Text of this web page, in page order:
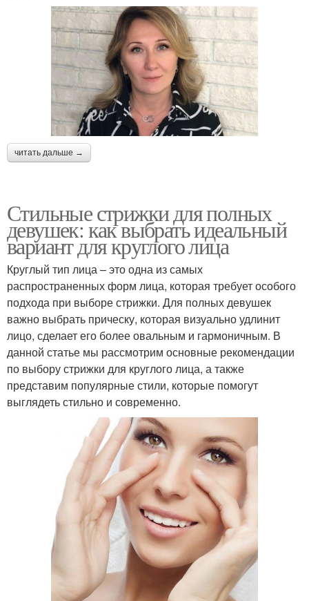
читать дальше →
Стильные стрижки для полных
девушек: как выбрать идеальный
вариант для круглого лица
Круглый тип лица – это одна из самых
распространенных форм лица, которая требует особого
подхода при выборе стрижки. Для полных девушек
важно выбрать прическу, которая визуально удлинит
лицо, сделает его более овальным и гармоничным. В
данной статье мы рассмотрим основные рекомендации
по выбору стрижки для круглого лица, а также
представим популярные стили, которые помогут
выглядеть стильно и современно.